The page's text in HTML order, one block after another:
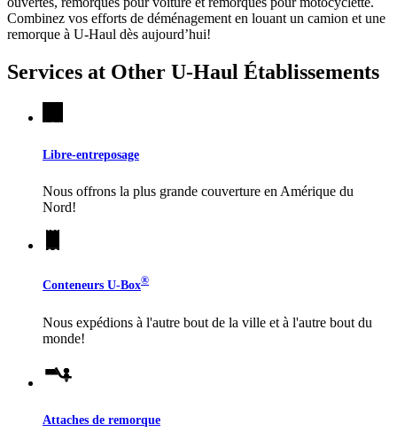
Combinez vos efforts de déménagement en louant un camion et une
remorque à U-Haul dès aujourd’hui!
Services at Other U-Haul Établissements
Libre-entreposage
Nous offrons la plus grande couverture en Amérique du
Nord!
Conteneurs U-Box®
Nous expédions à l'autre bout de la ville et à l'autre bout du
monde!
Attaches de remorque